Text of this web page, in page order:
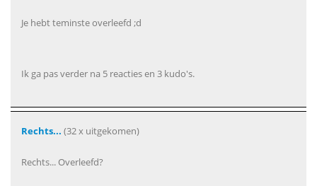
Je hebt teminste overleefd ;d
Ik ga pas verder na 5 reacties en 3 kudo's.
Rechts... (32 x uitgekomen)
Rechts... Overleefd?